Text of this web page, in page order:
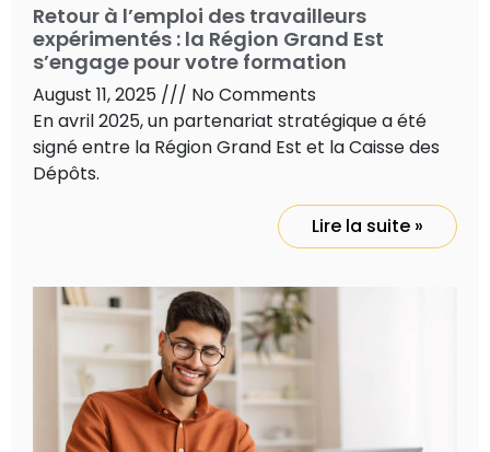
Retour à l’emploi des travailleurs
expérimentés : la Région Grand Est
s’engage pour votre formation
August 11, 2025
No Comments
En avril 2025, un partenariat stratégique a été
signé entre la Région Grand Est et la Caisse des
Dépôts.
Lire la suite »